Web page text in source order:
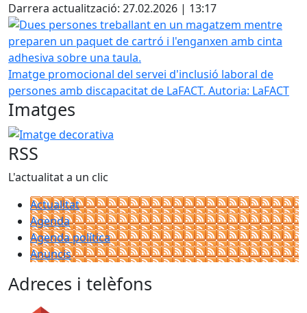
Darrera actualització: 27.02.2026 | 13:17
Dues persones treballant en un magatzem mentre
Imatge promocional del servei d'inclusió laboral de
persones amb discapacitat de LaFACT. Autoria: LaFACT
Imatges
Imatge decorativa
RSS
L'actualitat a un clic
Actualitat
Agenda
Agenda política
Anuncis
Adreces i telèfons